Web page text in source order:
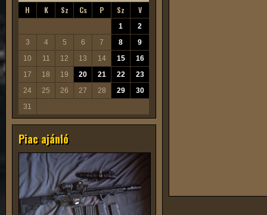
H K Sz Cs P Sz V
1
2
3
4 5 6 7 8
9
10
11 12 13 14 15
16
17
18 19 20 21 22
23
24
25 26 27 28 29
30
31
Piac ajánló